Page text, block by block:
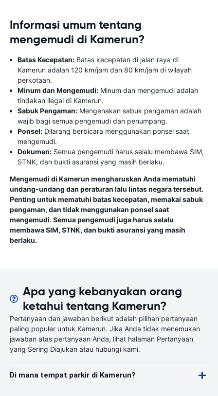
Informasi umum tentang
mengemudi di Kamerun?
Batas Kecepatan: Batas kecepatan di jalan raya di
Kamerun adalah 120 km/jam dan 80 km/jam di wilayah
perkotaan.
Minum dan Mengemudi: Minum dan mengemudi adalah
tindakan ilegal di Kamerun.
Sabuk Pengaman: Mengenakan sabuk pengaman adalah
wajib bagi semua pengemudi dan penumpang.
Ponsel: Dilarang berbicara menggunakan ponsel saat
mengemudi.
Dokumen: Semua pengemudi harus selalu membawa SIM,
STNK, dan bukti asuransi yang masih berlaku.
Mengemudi di Kamerun mengharuskan Anda mematuhi
undang-undang dan peraturan lalu lintas negara tersebut.
Penting untuk mematuhi batas kecepatan, memakai sabuk
pengaman, dan tidak menggunakan ponsel saat
mengemudi. Semua pengemudi juga harus selalu
membawa SIM, STNK, dan bukti asuransi yang masih
berlaku.
Apa yang kebanyakan orang
ketahui tentang Kamerun?
Pertanyaan dan jawaban berikut adalah pilihan pertanyaan
paling populer untuk Kamerun. Jika Anda tidak menemukan
jawaban atas pertanyaan Anda, lihat halaman Pertanyaan
yang Sering Diajukan atau hubungi kami.
Di mana tempat parkir di Kamerun?